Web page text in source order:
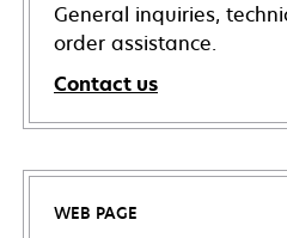
General inquiries,
order assistance.
Contact us
WEB PAGE